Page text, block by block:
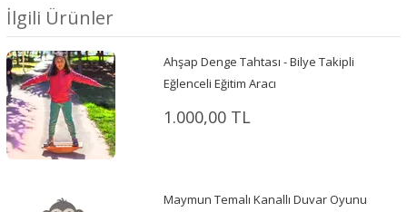
İlgili Ürünler
Ahşap Denge Tahtası - Bilye Takipli
Eğlenceli Eğitim Aracı
1.000,00 TL
Maymun Temalı Kanallı Duvar Oyunu